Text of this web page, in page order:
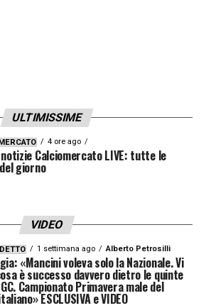
ULTIMISSIME
4 ore ago
Calciomercato LIVE: tutte le
giorno
VIDEO
1 settimana ago Alberto Petrosilli
«Mancini voleva solo la Nazionale. Vi
è successo davvero dietro le quinte
Campionato Primavera male del
ESCLUSIVA e VIDEO